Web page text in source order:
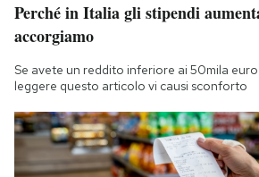
Perché in Italia gli stipendi
accorgiamo
Se avete un reddito inferiore ai 50mila
leggere questo articolo vi causi sconforto